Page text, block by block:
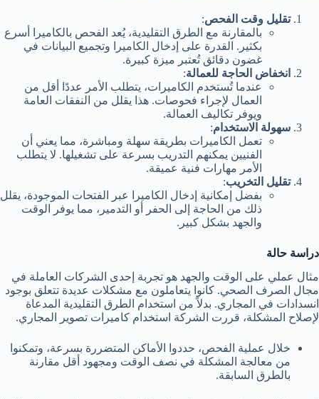
تقليل وقت الفحص:
بالمقارنة مع الطرق التقليدية، يُعد الفحص بالكاميرا أسرع
بكثير. القدرة على إدخال الكاميرا وتجميع البيانات في
غضون دقائق تُعتبر ميزة كبيرة.
انخفاض الحاجة للعمالة:
عندما تُستخدم الكاميرات، يتطلب الأمر عددًا أقل من
العمال لإجراء فحوصات. هذا يقلل من النفقات العامة
ويوفر تكاليف العمالة.
سهولة الاستخدام:
تعمل الكاميرات بطريقة سهلة ومباشرة، مما يعني أن
الفنيين يمكنهم التدريب بسرعة على تشغيلها. لا يتطلب
الأمر مهارات فنية عميقة.
تقليل التخريب:
بفضل إمكانية إدخال الكاميرا عبر الفتحات الموجودة، يقلل
ذلك من الحاجة إلى الحفر أو التدمير، مما يوفر الوقت
والجهد بشكل كبير.
دراسة حالة
مثال عملي على الوقت والجهد هو تجربة إحدى الشركات العاملة في
مجال الصرف الصحي. كانوا يتعاملون مع مشكلات عديدة تتعلق بوجود
انسدادات في المجاري. بدلاً من استخدام الطرق التقليدية المدعاة
لإصلاح المشكلة، قررت الشركة استخدام كاميرات تصوير المجاري.
خلال عملية الفحص، حددوا الأماكن المتضررة بسرعة، وتمكنوا
من معالجة المشكلة في نصف الوقت ومجهود أقل مقارنة
بالطرق السابقة.